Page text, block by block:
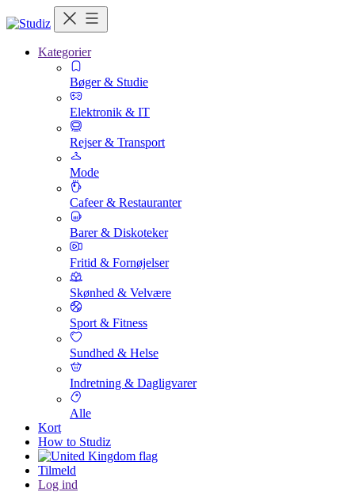
Kategorier
Bøger & Studie
Elektronik & IT
Rejser & Transport
Mode
Cafeer & Restauranter
Barer & Diskoteker
Fritid & Fornøjelser
Skønhed & Velvære
Sport & Fitness
Sundhed & Helse
Indretning & Dagligvarer
Alle
Kort
How to Studiz
Tilmeld
Log ind